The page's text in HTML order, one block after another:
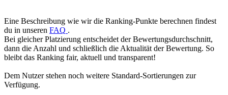
Eine Beschreibung wie wir die Ranking-Punkte berechnen findest
du in unseren FAQ .
Bei gleicher Platzierung entscheidet der Bewertungsdurchschnitt,
dann die Anzahl und schließlich die Aktualität der Bewertung. So
bleibt das Ranking fair, aktuell und transparent!
Dem Nutzer stehen noch weitere Standard-Sortierungen zur
Verfügung.